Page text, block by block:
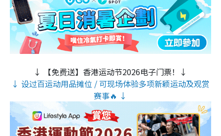
↓ 【免费送】香港运动节2026电子门票！↓
↓ 设过百运动用品摊位 / 可现场体验多项新颖运动及观赏
赛事🔥 ↓